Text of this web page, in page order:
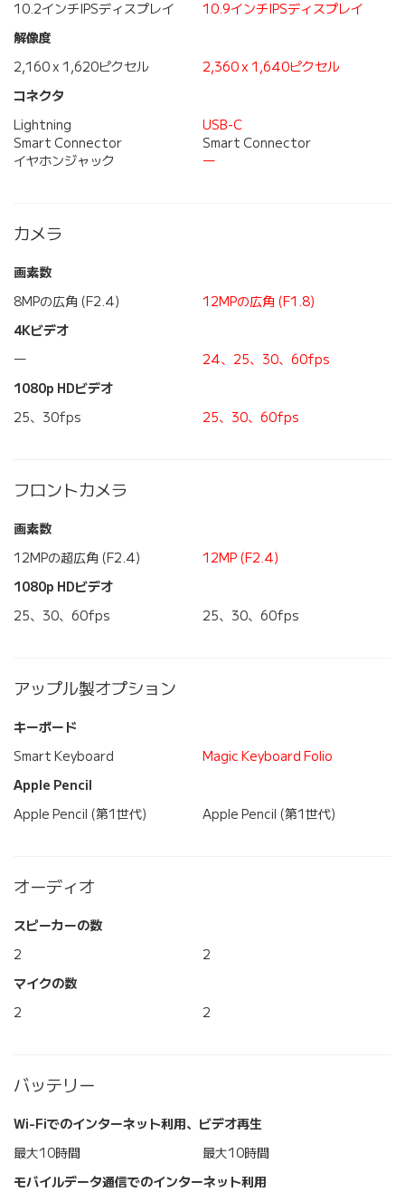
10.2インチIPSディスプレイ
10.9インチIPSディスプレイ
解像度
2,160 x 1,620ピクセル
2,360 x 1,640ピクセル
コネクタ
Lightning
Smart Connector
イヤホンジャック
USB-C
Smart Connector
―
カメラ
画素数
8MPの広角 (F2.4)
12MPの広角 (F1.8)
4Kビデオ
―
24、25、30、60fps
1080p HDビデオ
25、30fps
25、30、60fps
フロントカメラ
画素数
12MPの超広角 (F2.4)
12MP (F2.4)
1080p HDビデオ
25、30、60fps
25、30、60fps
アップル製オプション
キーボード
Smart Keyboard
Magic Keyboard Folio
Apple Pencil
Apple Pencil (第1世代)
Apple Pencil (第1世代)
オーディオ
スピーカーの数
2
2
マイクの数
2
2
バッテリー
Wi-Fiでのインターネット利用、ビデオ再生
最大10時間
最大10時間
モバイルデータ通信でのインターネット利用